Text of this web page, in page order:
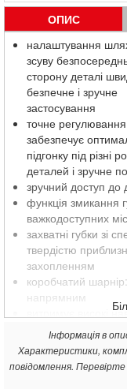
ОПИС
налаштування
зсуву
сторону деталі
безпечне і зручне
застосування
точне
забезпечує
підгонку під різні
деталей і зручне
зручний доступ до
функція змикання
важкодоступних
захватні губки зі
твердістю
захопленням
коробчатий
напрямним
витримує високі
інструменту
спеціальний
пальців
хромванадієва
Інформація в
Характеристики,
повідомлення.